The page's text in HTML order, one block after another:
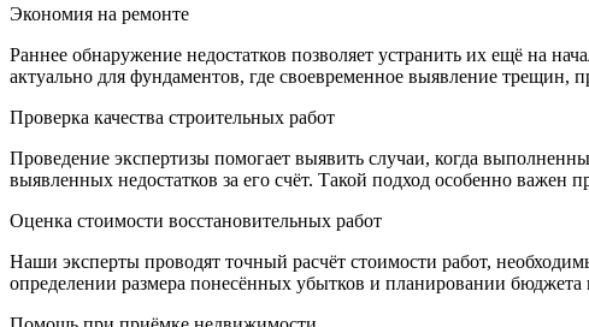
Экономия на ремонте
Раннее обнаружение недостатков позволяет устранить их ещё на
актуально для фундаментов, где своевременное выявление
Проверка качества строительных работ
Проведение экспертизы помогает выявить случаи, когда
выявленных недостатков за его счёт. Такой подход особенно важен
Оценка стоимости восстановительных работ
Наши эксперты проводят точный расчёт стоимости работ,
определении размера понесённых убытков и планировании